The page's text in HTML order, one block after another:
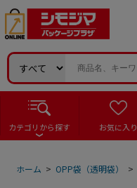
カテゴリから探す お気に入り
ホーム > OPP袋（透明袋） >